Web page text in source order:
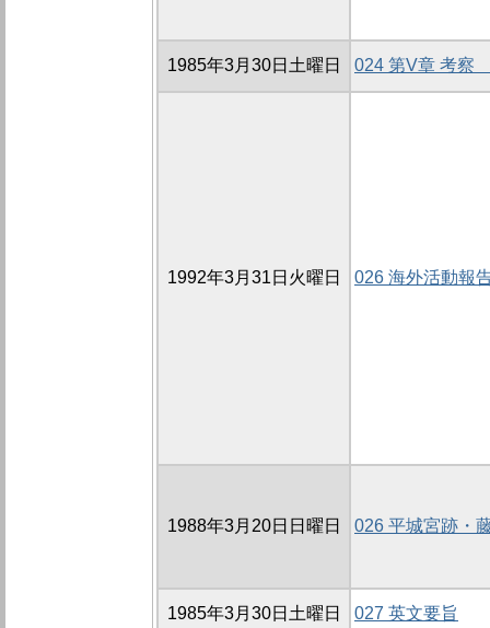
1985年3月30日土曜日 024 第V章 考察
1992年3月31日火曜日 026 海外活動報
1988年3月20日日曜日 026 平城宮跡・
1985年3月30日土曜日 027 英文要旨